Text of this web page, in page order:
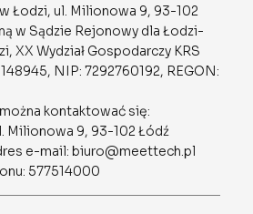
Łodzi, ul. Milionowa 9, 93-102
w Sądzie Rejonowy dla Łodzi-
XX Wydział Gospodarczy KRS
NIP: 7292760192, REGON:
kontaktować się:
Milionowa 9, 93-102 Łódź
e-mail: biuro@meettech.pl
577514000